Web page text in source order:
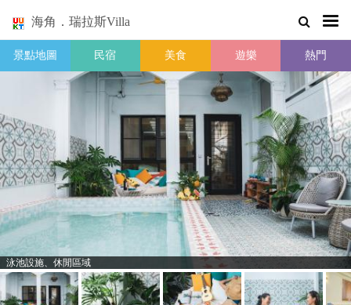
海角．瑞拉斯Villa
景點地圖 民宿 美食 遊樂 熱門
泳池設施、休閒區域